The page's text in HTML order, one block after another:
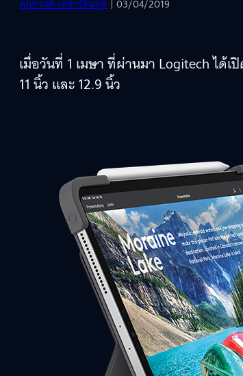
ศุภกานต์ เหล่ารัตนกุล | 03/04/2019
เมื่อวันที่ 1 เมษา ที่ผ่านมา Logitech ได้เ
11 นิ้ว และ 12.9 นิ้ว